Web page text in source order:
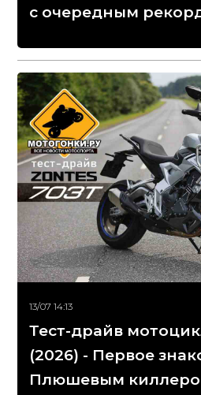
с очередным
13/07 14:13
Тест-драйв
(2026) - Первое
Плюшевым